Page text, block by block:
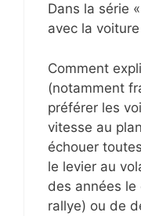
Dans la série
avec la voiture
Comment
(notamment
préférer les
vitesse au
échouer
le levier au
des années
rallye) ou de